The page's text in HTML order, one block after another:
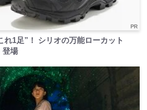
PR
れ1足”！ シリオの万能ローカット
登場